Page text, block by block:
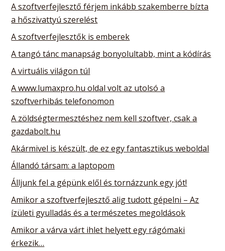
A szoftverfejlesztő férjem inkább szakemberre bízta
a hőszivattyú szerelést
A szoftverfejlesztők is emberek
A tangó tánc manapság bonyolultabb, mint a kódírás
A virtuális világon túl
A www.lumaxpro.hu oldal volt az utolsó a
szoftverhibás telefonomon
A zöldségtermesztéshez nem kell szoftver, csak a
gazdabolt.hu
Akármivel is készült, de ez egy fantasztikus weboldal
Állandó társam: a laptopom
Álljunk fel a gépünk elől és tornázzunk egy jót!
Amikor a szoftverfejlesztő alig tudott gépelni – Az
ízületi gyulladás és a természetes megoldások
Amikor a várva várt ihlet helyett egy rágómaki
érkezik…